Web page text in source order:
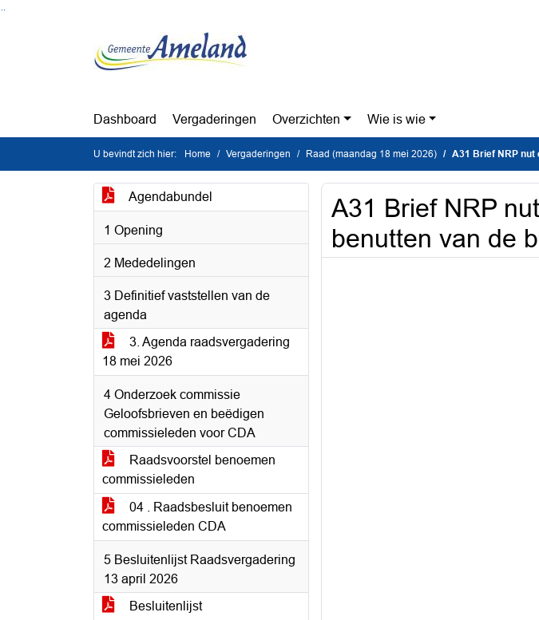
Dashboard Vergaderingen Overzichten Wie is wie
U bevindt zich hier: Home Vergaderingen Raad (maandag 18 mei 2026) A31 Brief NRP nut
Agendabundel
1 Opening
2 Mededelingen
3 Definitief vaststellen van de
agenda
3. Agenda raadsvergadering
18 mei 2026
4 Onderzoek commissie
Geloofsbrieven en beëdigen
commissieleden voor CDA
Raadsvoorstel benoemen
commissieleden
04 . Raadsbesluit benoemen
commissieleden CDA
5 Besluitenlijst Raadsvergadering
13 april 2026
Besluitenlijst
A31 Brief NRP
benutten van de